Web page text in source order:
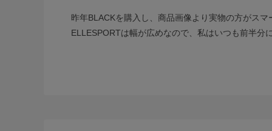
昨年BLACKを購入し、商品画像より実物の方がス
ELLESPORTは幅が広めなので、私はいつも前半分